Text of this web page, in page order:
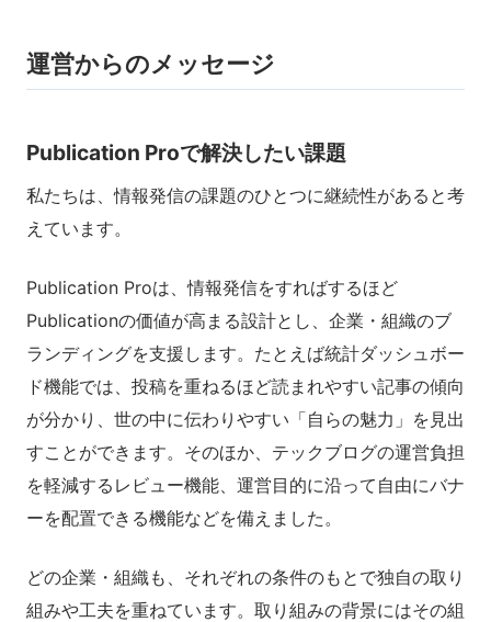
運営からのメッセージ
Publication Proで解決したい課題
私たちは、情報発信の課題のひとつに継続性があると考
えています。
Publication Proは、情報発信をすればするほど
Publicationの価値が高まる設計とし、企業・組織のブ
ランディングを支援します。たとえば統計ダッシュボー
ド機能では、投稿を重ねるほど読まれやすい記事の傾向
が分かり、世の中に伝わりやすい「自らの魅力」を見出
すことができます。そのほか、テックブログの運営負担
を軽減するレビュー機能、運営目的に沿って自由にバナ
ーを配置できる機能などを備えました。
どの企業・組織も、それぞれの条件のもとで独自の取り
組みや工夫を重ねています。取り組みの背景にはその組